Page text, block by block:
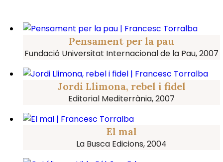
Pensament per la pau
Fundació Universitat Internacional de la Pau, 2007
Jordi Llimona, rebel i fidel
Editorial Mediterrània, 2007
El mal
La Busca Edicions, 2004